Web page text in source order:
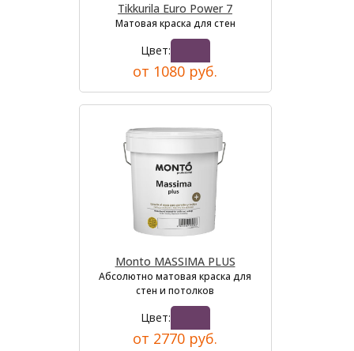
Tikkurila Euro Power 7
Матовая краска для стен
Цвет:
от 1080 руб.
Monto MASSIMA PLUS
Абсолютно матовая краска для
стен и потолков
Цвет:
от 2770 руб.